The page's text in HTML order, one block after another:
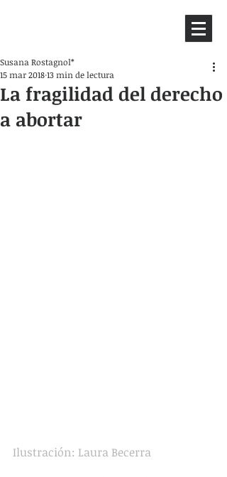
La fragilidad del derecho
a abortar
Susana Rostagnol*
15 mar 201813 min de lectura
Ilustración: Laura Becerra